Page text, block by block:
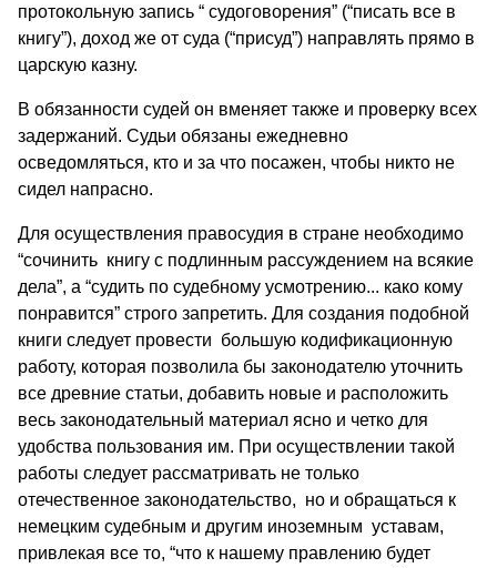
протокольную запись “ судоговорения” (“писать все в
книгу”), доход же от суда (“присуд”) направлять прямо в
царскую казну.
В обязанности судей он вменяет также и проверку всех
задержаний. Судьи обязаны ежедневно
осведомляться, кто и за что посажен, чтобы никто не
сидел напрасно.
Для осуществления правосудия в стране необходимо
“сочинить книгу с подлинным рассуждением на всякие
дела”, а “судить по судебному усмотрению... како кому
понравится” строго запретить. Для создания подобной
книги следует провести большую кодификационную
работу, которая позволила бы законодателю уточнить
все древние статьи, добавить новые и расположить
весь законодательный материал ясно и четко для
удобства пользования им. При осуществлении такой
работы следует рассматривать не только
отечественное законодательство, но и обращаться к
немецким судебным и другим иноземным уставам,
привлекая все то, “что к нашему правлению будет